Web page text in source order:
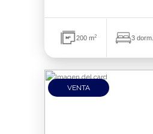
200 m2 3 dorm.
VENTA